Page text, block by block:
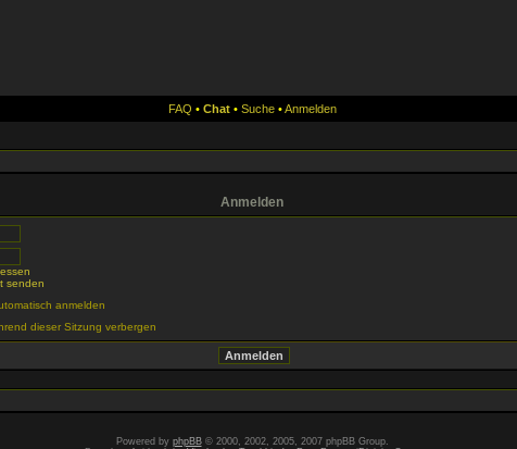
FAQ • Chat• Suche•Anmelden
Anmelden
senden
anmelden
dieser Sitzung verbergen
Powered by phpBB© 2000, 2002, 2005, 2007 phpBB Group.